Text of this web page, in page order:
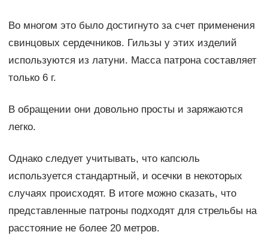
Во многом это было достигнуто за счет применения
свинцовых сердечников. Гильзы у этих изделий
используются из латуни. Масса патрона составляет
только 6 г.
В обращении они довольно просты и заряжаются
легко.
Однако следует учитывать, что капсюль
используется стандартный, и осечки в некоторых
случаях происходят. В итоге можно сказать, что
представленные патроны подходят для стрельбы на
расстояние не более 20 метров.